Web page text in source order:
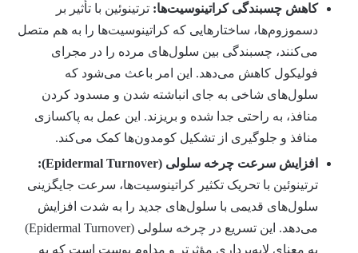
کاهش چسبندگی کراتینوسیت‌ها: ترتینوئین با تأثیر بر
دسموزوم‌ها، ساختارهایی که کراتینوسیت‌ها را به هم متصل
می‌کنند، چسبندگی بین سلول‌های مرده را در مجرای
فولیکول کاهش می‌دهد. این امر باعث می‌شود که
سلول‌های شاخی به جای انباشته شدن و مسدود کردن
منافذ، به راحتی جدا شده و بریزند. این عمل به پاکسازی
منافذ و جلوگیری از تشکیل کومدون‌ها کمک می‌کند.
افزایش سرعت چرخه سلولی (Epidermal Turnover):
ترتینوئین با تحریک تکثیر کراتینوسیت‌ها، سرعت جایگزینی
سلول‌های قدیمی با سلول‌های جدید را به شدت افزایش
می‌دهد. این تسریع در چرخه سلولی (Epidermal Turnover)
به معنای لایه‌برداری مؤثرتر و مداوم پوست است که به